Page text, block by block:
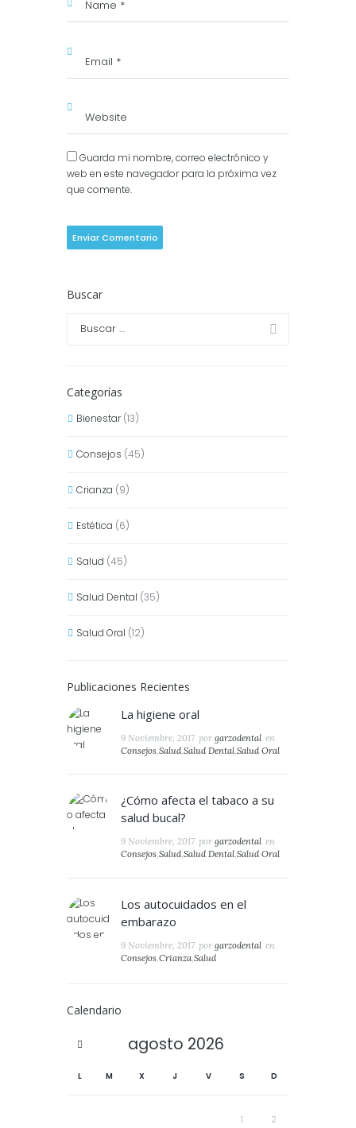
Guarda mi nombre, correo electrónico y
web en este navegador para la próxima vez
que comente.
Buscar
Categorías
Bienestar(13)
Consejos (45)
Crianza (9)
Estética (6)
Salud (45)
Salud Dental (35)
Salud Oral (12)
Publicaciones Recientes
La higiene oral
9 Noviembre, 2017 por garzodental en
Consejos, Salud, Salud Dental, Salud Oral
¿Cómo afecta el tabaco a su
salud bucal?
9 Noviembre, 2017 por garzodental en
Consejos,Salud,Salud Dental,Salud Oral
Los autocuidados en el
embarazo
9 Noviembre, 2017 por garzodental en
Consejos,Crianza,Salud
Calendario
agosto 2026
L M X J V S D
1 2